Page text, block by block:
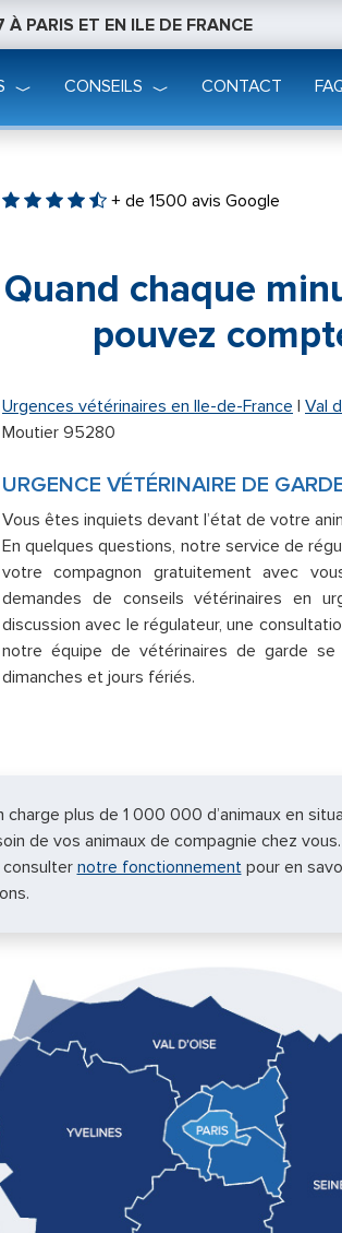
PARIS ET EN ILE DE FRANCE
CONSEILS CONTACT
+ de 1500 avis Google
Quand chaque
pouvez
Urgences vétérinaires en Ile-de-France | Val
Moutier 95280
URGENCE VÉTÉRINAIRE DE
Vous êtes inquiets devant l’état de votre
En quelques questions, notre service de
votre compagnon gratuitement avec
demandes de conseils vétérinaires en
discussion avec le régulateur, une
notre équipe de vétérinaires de garde se
dimanches et jours fériés.
plus de 1 000 000 d’animaux en
de vos animaux de compagnie chez vous.
notre fonctionnementpour en